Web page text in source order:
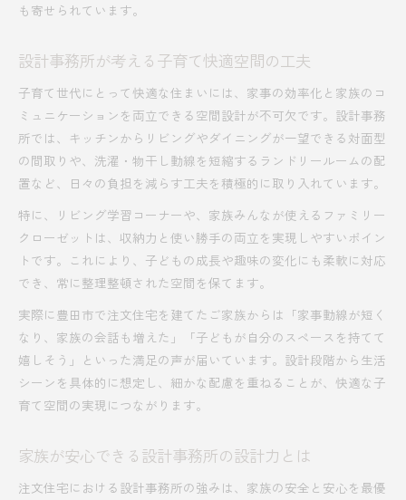
も寄せられています。
設計事務所が考える子育て快適空間の工夫
子育て世代にとって快適な住まいには、家事の効率化と家族のコ
ミュニケーションを両立できる空間設計が不可欠です。設計事務
所では、キッチンからリビングやダイニングが一望できる対面型
の間取りや、洗濯・物干し動線を短縮するランドリールームの配
置など、日々の負担を減らす工夫を積極的に取り入れています。
特に、リビング学習コーナーや、家族みんなが使えるファミリー
クローゼットは、収納力と使い勝手の両立を実現しやすいポイン
トです。これにより、子どもの成長や趣味の変化にも柔軟に対応
でき、常に整理整頓された空間を保てます。
実際に豊田市で注文住宅を建てたご家族からは「家事動線が短く
なり、家族の会話も増えた」「子どもが自分のスペースを持てて
嬉しそう」といった満足の声が届いています。設計段階から生活
シーンを具体的に想定し、細かな配慮を重ねることが、快適な子
育て空間の実現につながります。
家族が安心できる設計事務所の設計力とは
注文住宅における設計事務所の強みは、家族の安全と安心を最優